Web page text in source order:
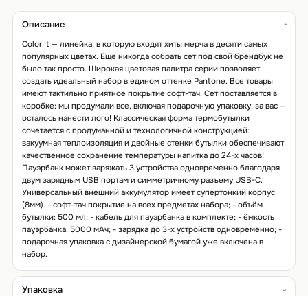
Описание
Color It — линейка, в которую входят хиты мерча в десяти самых
популярных цветах. Еще никогда собрать сет под свой брендбук не
было так просто. Широкая цветовая палитра серии позволяет
создать идеальный набор в едином оттенке Pantone. Все товары
имеют тактильно приятное покрытие софт-тач. Сет поставляется в
коробке: мы продумали все, включая подарочную упаковку, за вас —
осталось нанести лого! Классическая форма термобутылки
сочетается с продуманной и технологичной конструкцией:
вакуумная теплоизоляция и двойные стенки бутылки обеспечивают
качественное сохранение температуры напитка до 24-х часов!
Пауэрбанк может заряжать 3 устройства одновременно благодаря
двум зарядным USB портам и симметричному разъему USB-C.
Универсальный внешний аккумулятор имеет супертонкий корпус
(8мм). - софт-тач покрытие на всех предметах набора; - объём
бутылки: 500 мл; - кабель для пауэрбанка в комплекте; - ёмкость
пауэрбанка: 5000 мАч; - зарядка до 3-х устройств одновременно; -
подарочная упаковка с дизайнерской бумагой уже включена в
набор.
Упаковка